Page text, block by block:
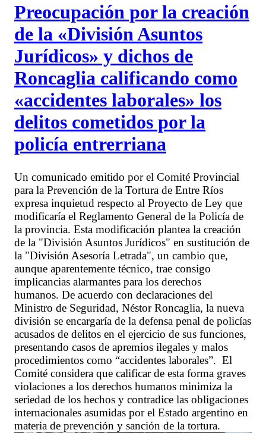
Preocupación por la creación
de la «División Asuntos
Jurídicos» y dichos de
Roncaglia calificando como
«accidentes laborales» los
delitos cometidos por la
policía entrerriana
Un comunicado emitido por el Comité Provincial
para la Prevención de la Tortura de Entre Ríos
expresa inquietud respecto al Proyecto de Ley que
modificaría el Reglamento General de la Policía de
la provincia. Esta modificación plantea la creación
de la "División Asuntos Jurídicos" en sustitución de
la "División Asesoría Letrada", un cambio que,
aunque aparentemente técnico, trae consigo
implicancias alarmantes para los derechos
humanos. De acuerdo con declaraciones del
Ministro de Seguridad, Néstor Roncaglia, la nueva
división se encargaría de la defensa penal de policías
acusados de delitos en el ejercicio de sus funciones,
presentando casos de apremios ilegales y malos
procedimientos como “accidentes laborales”. El
Comité considera que calificar de esta forma graves
violaciones a los derechos humanos minimiza la
seriedad de los hechos y contradice las obligaciones
internacionales asumidas por el Estado argentino en
materia de prevención y sanción de la tortura.